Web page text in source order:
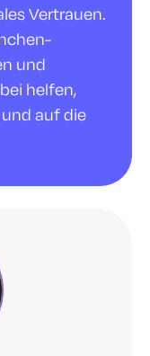
Vertrauen.
und
helfen,
auf die